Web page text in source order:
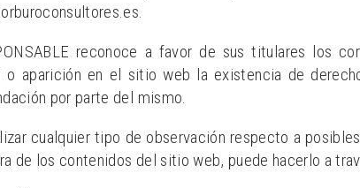
reconoce a favor de sus titulares los
o aparición en el sitio web la existencia de
por parte del mismo.
cualquier tipo de observación respecto a
de los contenidos del sitio web, puede hacerlo a